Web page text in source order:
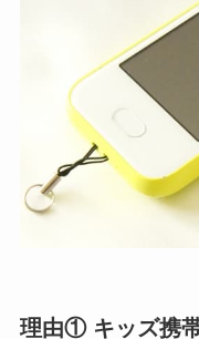
理由① キッズ携